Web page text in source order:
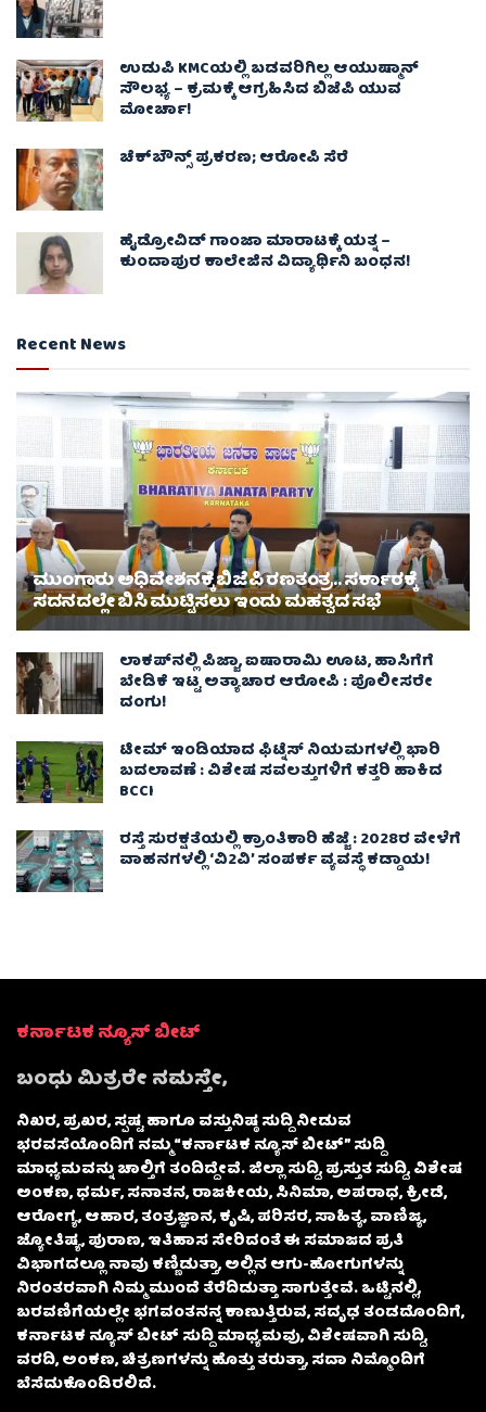
ಉಡುಪಿ KMCಯಲ್ಲಿ ಬಡವರಿಗಿಲ್ಲ ಆಯುಷ್ಮಾನ್
ಸೌಲಭ್ಯ – ಕ್ರಮಕ್ಕೆ ಆಗ್ರಹಿಸಿದ ಬಿಜೆಪಿ ಯುವ
ಮೋರ್ಚಾ!
ಚೆಕ್​ಬೌನ್ಸ್​ ಪ್ರಕರಣ; ಆರೋಪಿ ಸೆರೆ
ಹೈಡ್ರೋವಿಡ್ ಗಾಂಜಾ ಮಾರಾಟಕ್ಕೆ ಯತ್ನ –
ಕುಂದಾಪುರ ಕಾಲೇಜಿನ ವಿದ್ಯಾರ್ಥಿನಿ ಬಂಧನ!
Recent News
ಮುಂಗಾರು ಅಧಿವೇಶನಕ್ಕೆ ಬಿಜೆಪಿ ರಣತಂತ್ರ.. ಸರ್ಕಾರಕ್ಕೆ
ಸದನದಲ್ಲೇ ಬಿಸಿ ಮುಟ್ಟಿಸಲು ಇಂದು ಮಹತ್ವದ ಸಭೆ
ಲಾಕಪ್‌ನಲ್ಲಿ ಪಿಜ್ಜಾ, ಐಷಾರಾಮಿ ಊಟ, ಹಾಸಿಗೆಗೆ
ಬೇಡಿಕೆ ಇಟ್ಟ ಅತ್ಯಾಚಾರ ಆರೋಪಿ : ಪೊಲೀಸರೇ
ದಂಗು!
ಟೀಮ್ ಇಂಡಿಯಾದ ಫಿಟ್ನೆಸ್ ನಿಯಮಗಳಲ್ಲಿ ಭಾರಿ
ಬದಲಾವಣೆ : ವಿಶೇಷ ಸವಲತ್ತುಗಳಿಗೆ ಕತ್ತರಿ ಹಾಕಿದ
BCCI
ರಸ್ತೆ ಸುರಕ್ಷತೆಯಲ್ಲಿ ಕ್ರಾಂತಿಕಾರಿ ಹೆಜ್ಜೆ : 2028ರ ವೇಳೆಗೆ
ವಾಹನಗಳಲ್ಲಿ ‘ವಿ2ವಿ’ ಸಂಪರ್ಕ ವ್ಯವಸ್ಥೆ ಕಡ್ಡಾಯ!
ಕರ್ನಾಟಕ ನ್ಯೂಸ್ ಬೀಟ್
ಬಂಧು ಮಿತ್ರರೇ ನಮಸ್ತೇ,
ನಿಖರ, ಪ್ರಖರ, ಸ್ಪಷ್ಟ ಹಾಗೂ ವಸ್ತುನಿಷ್ಠ ಸುದ್ದಿ ನೀಡುವ
ಭರವಸೆಯೊಂದಿಗೆ ನಮ್ಮ “ಕರ್ನಾಟಕ ನ್ಯೂಸ್ ಬೀಟ್” ಸುದ್ದಿ
ಮಾಧ್ಯಮವನ್ನು ಚಾಲ್ತಿಗೆ ತಂದಿದ್ದೇವೆ. ಜಿಲ್ಲಾ ಸುದ್ದಿ, ಪ್ರಸ್ತುತ ಸುದ್ದಿ, ವಿಶೇಷ
ಅಂಕಣ, ಧರ್ಮ, ಸನಾತನ, ರಾಜಕೀಯ, ಸಿನಿಮಾ, ಅಪರಾಧ, ಕ್ರೀಡೆ,
ಆರೋಗ್ಯ, ಆಹಾರ, ತಂತ್ರಜ್ಞಾನ, ಕೃಷಿ, ಪರಿಸರ, ಸಾಹಿತ್ಯ, ವಾಣಿಜ್ಯ,
ಜ್ಯೋತಿಷ್ಯ, ಪುರಾಣ, ಇತಿಹಾಸ ಸೇರಿದಂತೆ ಈ ಸಮಾಜದ ಪ್ರತಿ
ವಿಭಾಗದಲ್ಲೂ ನಾವು ಕಣ್ಣಿಡುತ್ತಾ, ಅಲ್ಲಿನ ಆಗು-ಹೋಗುಗಳನ್ನು
ನಿರಂತರವಾಗಿ ನಿಮ್ಮ ಮುಂದೆ ತೆರೆದಿಡುತ್ತಾ ಸಾಗುತ್ತೇವೆ. ಒಟ್ಟಿನಲ್ಲಿ,
ಬರವಣಿಗೆಯಲ್ಲೇ ಭಗವಂತನನ್ನ ಕಾಣುತ್ತಿರುವ, ಸದೃಢ ತಂಡದೊಂದಿಗೆ,
ಕರ್ನಾಟಕ ನ್ಯೂಸ್ ಬೀಟ್ ಸುದ್ದಿ ಮಾಧ್ಯಮವು, ವಿಶೇಷವಾಗಿ ಸುದ್ದಿ,
ವರದಿ, ಅಂಕಣ, ಚಿತ್ರಣಗಳನ್ನು ಹೊತ್ತು ತರುತ್ತಾ, ಸದಾ ನಿಮ್ಮೊಂದಿಗೆ
ಬೆಸೆದುಕೊಂಡಿರಲಿದೆ.